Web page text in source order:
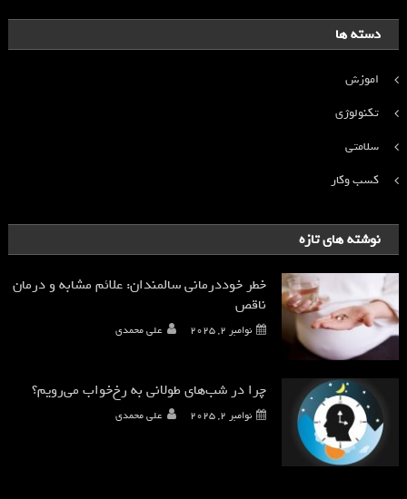
دسته ها
اموزش
تکنولوژی
سلامتی
کسب وکار
نوشته های تازه
خطر خوددرمانی سالمندان: علائم مشابه و درمان
ناقص
نوامبر 2, 2025 علی محمدی
چرا در شب‌های طولانی به رخ‌خواب می‌رویم؟
نوامبر 2, 2025 علی محمدی